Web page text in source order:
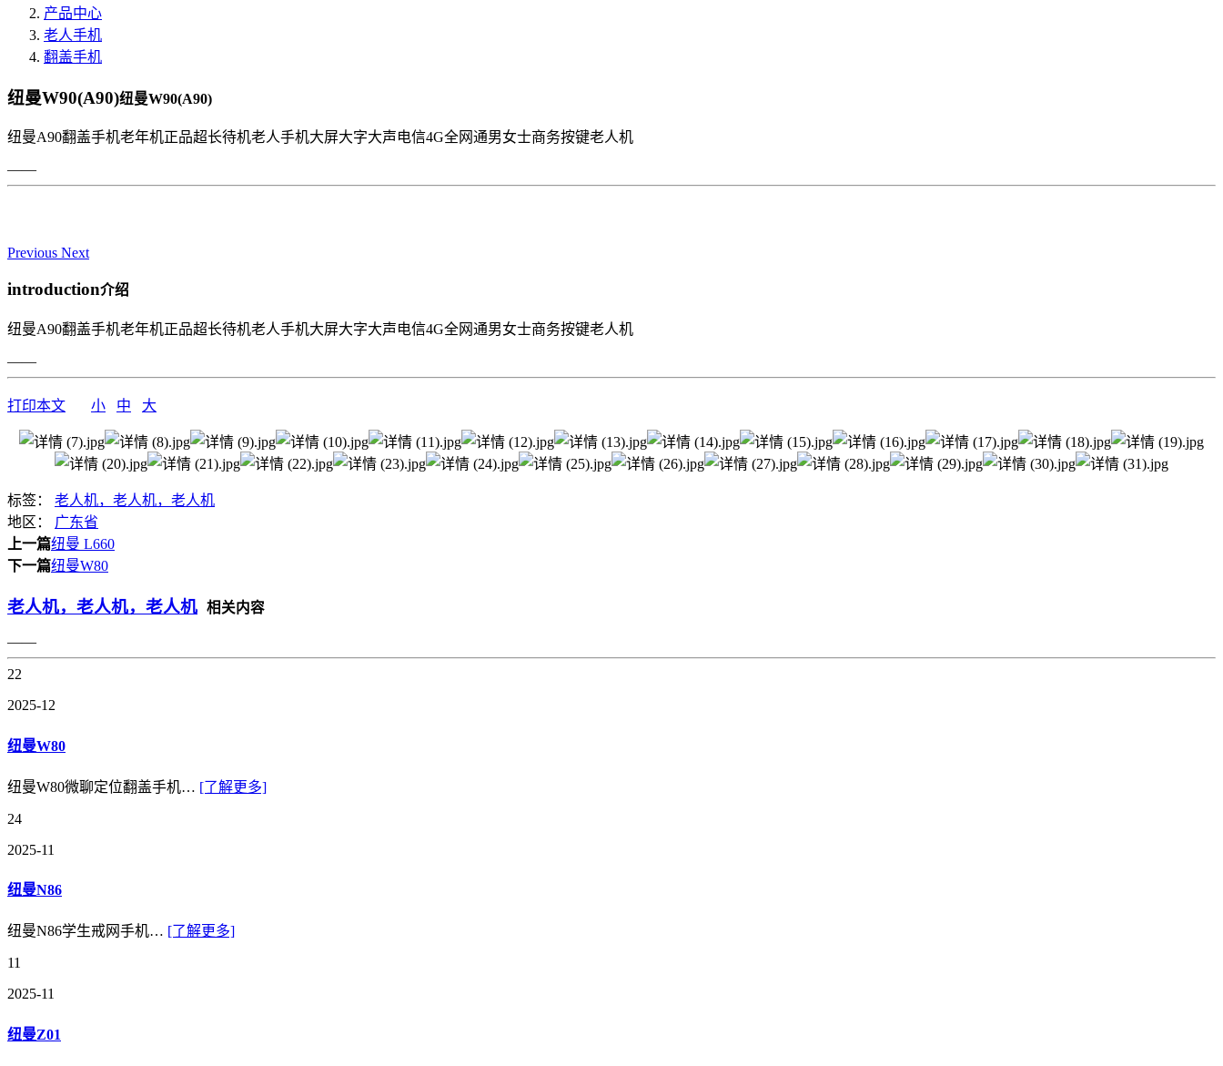
产品中心
老人手机
翻盖手机
纽曼W90(A90)纽曼W90(A90)
纽曼A90翻盖手机老年机正品超长待机老人手机大屏大字大声电信4G全网通男女士商务按键老人机
——
Previous Next
introduction介绍
纽曼A90翻盖手机老年机正品超长待机老人手机大屏大字大声电信4G全网通男女士商务按键老人机
——
打印本文 小 中 大
标签： 老人机，老人机，老人机
地区： 广东省
上一篇纽曼 L660
下一篇纽曼W80
老人机，老人机，老人机 相关内容
——
22
2025-12
纽曼W80
纽曼W80微聊定位翻盖手机… [了解更多]
24
2025-11
纽曼N86
纽曼N86学生戒网手机… [了解更多]
11
2025-11
纽曼Z01